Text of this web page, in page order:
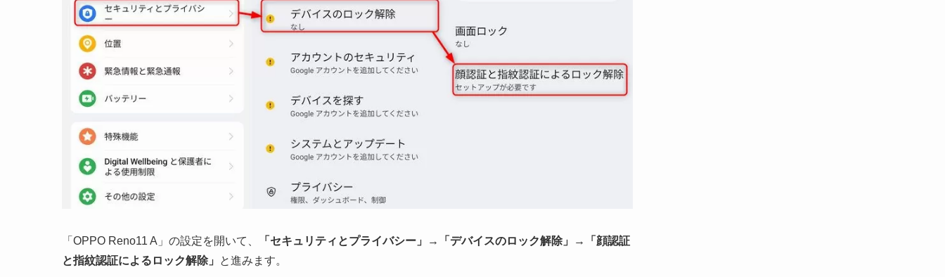
「OPPO Reno11 A」の設定を開いて、
「セキュリティとプライバシー」→「デバイスのロック解除」→「顔認証
と指紋認証によるロック解除」
と進みます。